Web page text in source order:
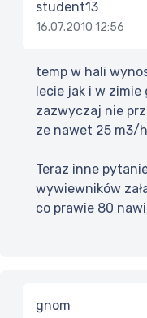
student13
16.07.2010 12:56
temp w hali
lecie jak i w
zazwyczaj nie
ze nawet 25 m3/
Teraz inne
wywiewników
co prawie 80
gnom